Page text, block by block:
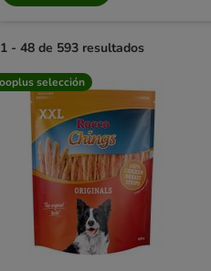
1 - 48 de 593 resultados
product items have been changed
selección